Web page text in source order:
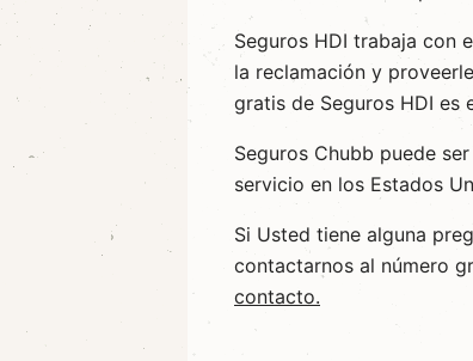
Seguros HDI trabaja con
la reclamación y
gratis de Seguros HDI es
Seguros Chubb puede
servicio en los Estados
Si Usted tiene alguna
contactarnos al número
contacto.